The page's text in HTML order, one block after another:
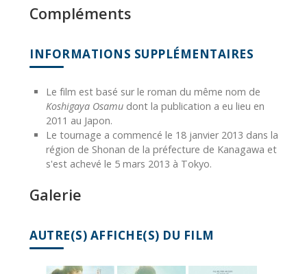
Compléments
INFORMATIONS SUPPLÉMENTAIRES
Le film est basé sur le roman du même nom de
Koshigaya Osamu dont la publication a eu lieu en
2011 au Japon.
Le tournage a commencé le 18 janvier 2013 dans la
région de Shonan de la préfecture de Kanagawa et
s'est achevé le 5 mars 2013 à Tokyo.
Galerie
AUTRE(S) AFFICHE(S) DU FILM